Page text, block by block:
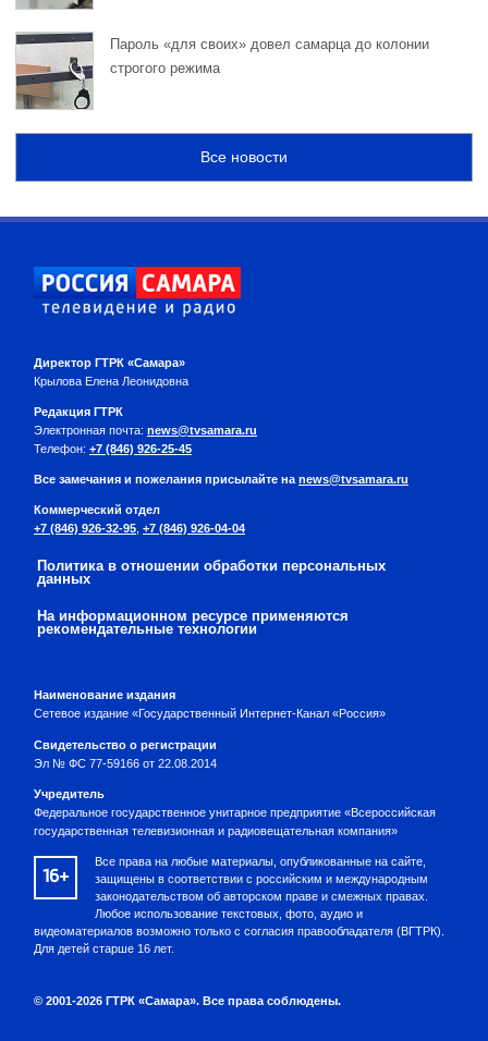
Пароль «для своих» довел самарца до колонии
строгого режима
Все новости
Директор ГТРК «Самара»
Крылова Елена Леонидовна
Редакция ГТРК
Электронная почта: news@tvsamara.ru
Телефон: +7 (846) 926-25-45
Все замечания и пожелания присылайте на news@tvsamara.ru
Коммерческий отдел
+7 (846) 926-32-95, +7 (846) 926-04-04
Политика в отношении обработки персональных
данных
На информационном ресурсе применяются
рекомендательные технологии
Наименование издания
Сетевое издание «Государственный Интернет-Канал «Россия»
Свидетельство о регистрации
Эл № ФС 77-59166 от 22.08.2014
Учредитель
Федеральное государственное унитарное предприятие «Всероссийская
государственная телевизионная и радиовещательная компания»
16+
Все права на любые материалы, опубликованные на сайте,
защищены в соответствии с российским и международным
законодательством об авторском праве и смежных правах.
Любое использование текстовых, фото, аудио и
видеоматериалов возможно только с согласия правообладателя (ВГТРК).
Для детей старше 16 лет.
© 2001-2026 ГТРК «Самара». Все права соблюдены.